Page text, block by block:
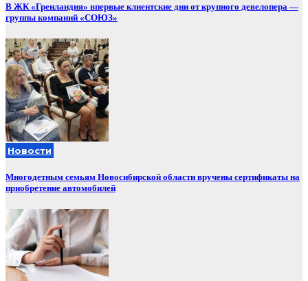
В ЖК «Гренландия» впервые клиентские дни от крупного девелопера —
группы компаний «СОЮЗ»
Новости
Многодетным семьям Новосибирской области вручены сертификаты на
приобретение автомобилей